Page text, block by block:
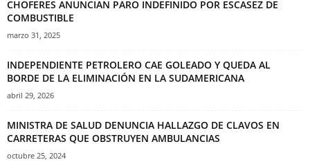
CHOFERES ANUNCIAN PARO INDEFINIDO POR ESCASEZ DE
COMBUSTIBLE
marzo 31, 2025
INDEPENDIENTE PETROLERO CAE GOLEADO Y QUEDA AL
BORDE DE LA ELIMINACIÓN EN LA SUDAMERICANA
abril 29, 2026
MINISTRA DE SALUD DENUNCIA HALLAZGO DE CLAVOS EN
CARRETERAS QUE OBSTRUYEN AMBULANCIAS
octubre 25, 2024